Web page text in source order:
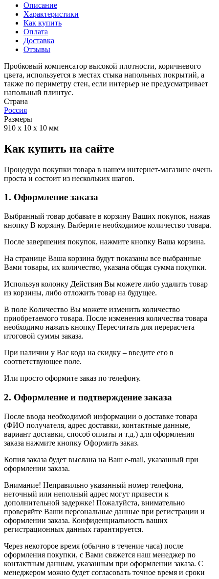
Описание
Характеристики
Как купить
Оплата
Доставка
Отзывы
Пробковый компенсатор высокой плотности, коричневого
цвета, используется в местах стыка напольных покрытий, а
также по периметру стен, если интерьер не предусматривает
напольный плинтус.
Страна
Россия
Размеры
910 х 10 х 10 мм
Как купить на сайте
Процедура покупки товара в нашем интернет-магазине очень
проста и состоит из нескольких шагов.
1. Оформление заказа
Выбранный товар добавьте в корзину Ваших покупок, нажав
кнопку В корзину. Выберите необходимое количество товара.
После завершения покупок, нажмите кнопку Ваша корзина.
На странице Ваша корзина будут показаны все выбранные
Вами товары, их количество, указана общая сумма покупки.
Используя колонку Действия Вы можете либо удалить товар
из корзины, либо отложить товар на будущее.
В поле Количество Вы можете изменить количество
приобретаемого товара. После изменения количества товара
необходимо нажать кнопку Пересчитать для перерасчета
итоговой суммы заказа.
При наличии у Вас кода на скидку – введите его в
соответствующее поле.
Или просто оформите заказ по телефону.
2. Оформление и подтверждение заказа
После ввода необходимой информации о доставке товара
(ФИО получателя, адрес доставки, контактные данные,
вариант доставки, способ оплаты и т.д.) для оформления
заказа нажмите кнопку Оформить заказ.
Копия заказа будет выслана на Ваш e-mail, указанный при
оформлении заказа.
Внимание! Неправильно указанный номер телефона,
неточный или неполный адрес могут привести к
дополнительной задержке! Пожалуйста, внимательно
проверяйте Ваши персональные данные при регистрации и
оформлении заказа. Конфиденциальность ваших
регистрационных данных гарантируется.
Через некоторое время (обычно в течение часа) после
оформления покупки, с Вами свяжется наш менеджер по
контактным данным, указанным при оформлении заказа. С
менеджером можно будет согласовать точное время и сроки